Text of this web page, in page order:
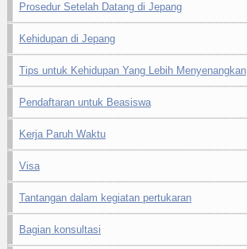
Prosedur Setelah Datang di Jepang
Kehidupan di Jepang
Tips untuk Kehidupan Yang Lebih Menyenangkan
Pendaftaran untuk Beasiswa
Kerja Paruh Waktu
Visa
Tantangan dalam kegiatan pertukaran
Bagian konsultasi